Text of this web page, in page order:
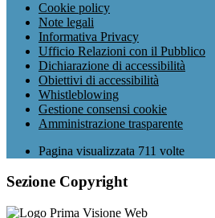
Cookie policy
Note legali
Informativa Privacy
Ufficio Relazioni con il Pubblico
Dichiarazione di accessibilità
Obiettivi di accessibilità
Whistleblowing
Gestione consensi cookie
Amministrazione trasparente
Pagina visualizzata 711 volte
Sezione Copyright